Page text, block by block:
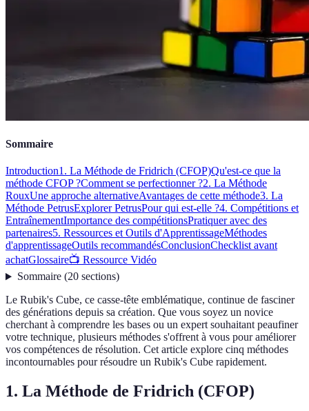
Sommaire
Introduction1. La Méthode de Fridrich (CFOP)Qu'est-ce que la
méthode CFOP ?Comment se perfectionner ?2. La Méthode
RouxUne approche alternativeAvantages de cette méthode3. La
Méthode PetrusExplorer PetrusPour qui est-elle ?4. Compétitions et
EntraînementImportance des compétitionsPratiquer avec des
partenaires5. Ressources et Outils d'ApprentissageMéthodes
d'apprentissageOutils recommandésConclusionChecklist avant
achatGlossaire📺 Ressource Vidéo
Sommaire(20 sections)
Le Rubik's Cube, ce casse-tête emblématique, continue de fasciner
des générations depuis sa création. Que vous soyez un novice
cherchant à comprendre les bases ou un expert souhaitant peaufiner
votre technique, plusieurs méthodes s'offrent à vous pour améliorer
vos compétences de résolution. Cet article explore cinq méthodes
incontournables pour résoudre un Rubik's Cube rapidement.
1. La Méthode de Fridrich (CFOP)